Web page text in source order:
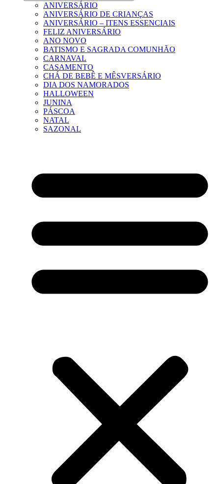
ANIVERSÁRIO
ANIVERSÁRIO DE CRIANÇAS
ANIVERSÁRIO – ITENS ESSENCIAIS
FELIZ ANIVERSÁRIO
ANO NOVO
BATISMO E SAGRADA COMUNHÃO
CARNAVAL
CASAMENTO
CHÁ DE BEBÊ E MÊSVERSÁRIO
DIA DOS NAMORADOS
HALLOWEEN
JUNINA
PÁSCOA
NATAL
SAZONAL